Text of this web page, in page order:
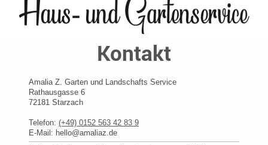
Kontakt
Amalia Z. Garten und Landschafts Service
Rathausgasse 6
72181 Starzach
Telefon: (+49) 0152 563 42 83 9
E-Mail: hello@amaliaz.de